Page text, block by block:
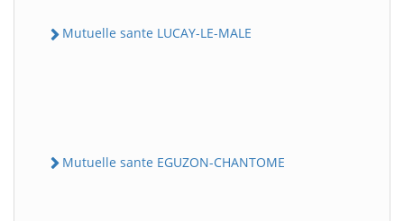
Mutuelle sante LUCAY-LE-MALE
Mutuelle sante EGUZON-CHANTOME